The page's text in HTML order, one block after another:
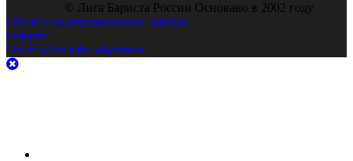
© Лига Бариста России Основано в 2002 году
Обработка персональных данных
Оферта
Оплата Онлайн-обучение